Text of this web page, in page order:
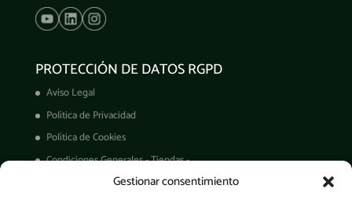
Gestionar consentimiento
PROTECCIÓN DE DATOS RGPD
Aviso Legal
Política de Privacidad
Política de Cookies
Condiciones Generales - Tiendas -
Derechos ARCO